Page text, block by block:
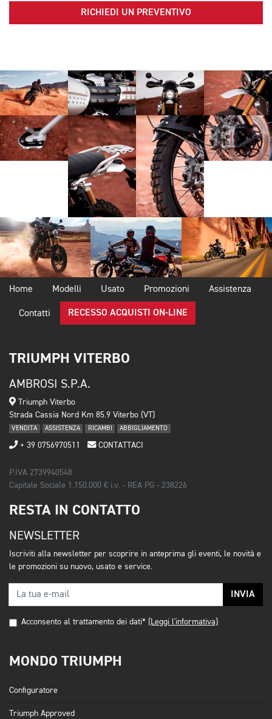
RICHIEDI UN PREVENTIVO
Home Modelli Usato Promozioni Assistenza
Contatti RECESSO ACQUISTI ON-LINE
TRIUMPH VITERBO
AMBROSI S.P.A.
Triumph Viterbo
Strada Cassia Nord Km 85.9 Viterbo (VT)
VENDITA ASSISTENZA RICAMBI ABBIGLIAMENTO
+ 39 0756970511 CONTATTACI
P.IVA 2739940548
Capitale Sociale 1.150.000 € i.v. - REA PG - 238226
RESTA IN CONTATTO
NEWSLETTER
Iscriviti alla newsletter per scoprire in anteprima gli eventi, le novità e
le promozioni su nuovo, usato e service.
INVIA
Acconsento al trattamento dei dati* (Leggi l'informativa)
MONDO TRIUMPH
Configuratore
Triumph Approved